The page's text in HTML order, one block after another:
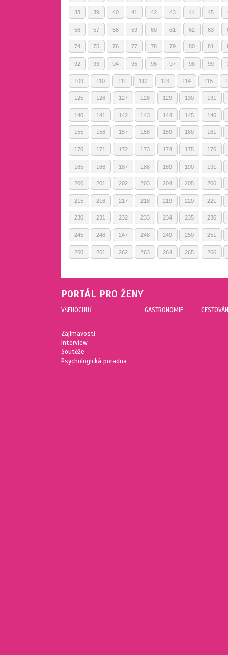
38 39 40 41 42 43 44 45
56 57 58 59 60 61 62 63
74 75 76 77 78 79 80 81
92 93 94 95 96 97 98 99
109 110 111 112 113 114 115
125 126 127 128 129 130 131
140 141 142 143 144 145 146
155 156 157 158 159 160 161
170 171 172 173 174 175 176
185 186 187 188 189 190 191
200 201 202 203 204 205 206
215 216 217 218 219 220 221
230 231 232 233 234 235 236
245 246 247 248 249 250 251
260 261 262 263 264 265 266
PORTÁL PRO ŽENY
VŠEHOCHUŤ
Zajímavosti
Interview
Soutěže
Psychologická poradna
GASTRONOMIE